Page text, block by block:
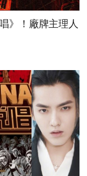
》！廠牌主理人